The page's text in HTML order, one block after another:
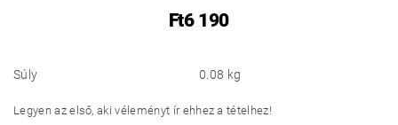
Ft6 190
Súly 0.08 kg
Legyen az első, aki véleményt ír ehhez a tételhez!